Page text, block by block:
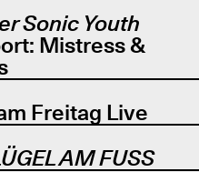
Sonic Youth
Mistress &
Freitag Live
AM FUSS